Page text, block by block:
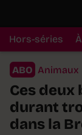
Hors-séries
ABO Animaux
Ces deux
durant
dans la